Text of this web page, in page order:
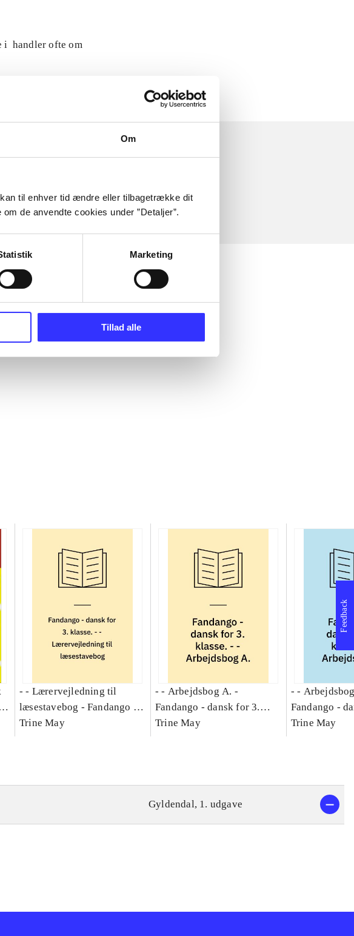
Om
til enhver tid ændre eller tilbagetrække dit
de anvendte cookies under ”Detaljer”.
Marketing
Tillad alle
i handler ofte om
- - Lærervejledning til
læsestavebog - Fandango -
dansk for 3. klasse :
Trine May
- - Arbejdsbog A. -
Fandango - dansk for 3.
klasse : grundbog. - -
Trine May
- -
Fandango -
klasse :
Trine May
Gyldendal, 1. udgave
Feedback